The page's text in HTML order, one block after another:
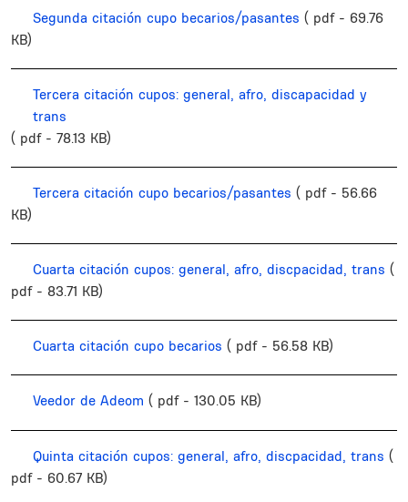
Segunda citación cupo becarios/pasantes ( pdf - 69.76
KB)
Tercera citación cupos: general, afro, discapacidad y
trans
( pdf - 78.13 KB)
Tercera citación cupo becarios/pasantes ( pdf - 56.66
KB)
Cuarta citación cupos: general, afro, discpacidad, trans (
pdf - 83.71 KB)
Cuarta citación cupo becarios ( pdf - 56.58 KB)
Veedor de Adeom ( pdf - 130.05 KB)
Quinta citación cupos: general, afro, discpacidad, trans (
pdf - 60.67 KB)